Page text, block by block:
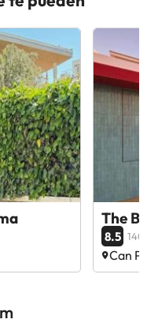
The
8.5
Can